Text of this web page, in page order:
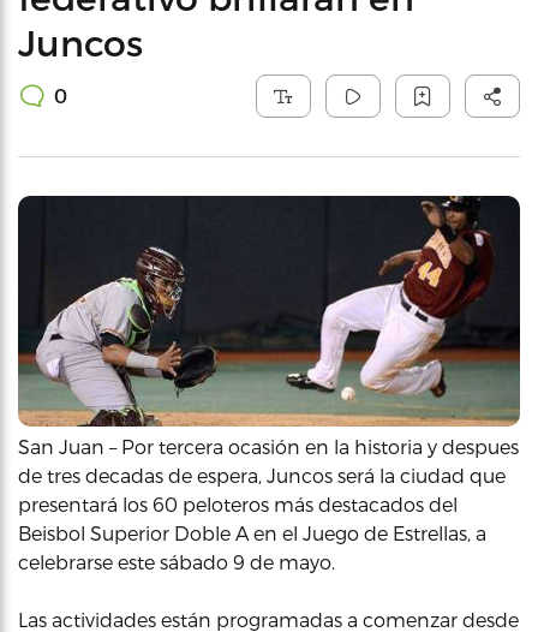
Juncos
0
San Juan – Por tercera ocasión en la historia y despues
de tres decadas de espera, Juncos será la ciudad que
presentará los 60 peloteros más destacados del
Beisbol Superior Doble A en el Juego de Estrellas, a
celebrarse este sábado 9 de mayo.
Las actividades están programadas a comenzar desde